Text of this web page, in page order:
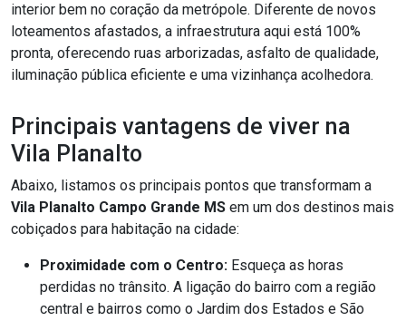
interior bem no coração da metrópole. Diferente de novos
loteamentos afastados, a infraestrutura aqui está 100%
pronta, oferecendo ruas arborizadas, asfalto de qualidade,
iluminação pública eficiente e uma vizinhança acolhedora.
Principais vantagens de viver na
Vila Planalto
Abaixo, listamos os principais pontos que transformam a
Vila Planalto Campo Grande MS em um dos destinos mais
cobiçados para habitação na cidade:
Proximidade com o Centro: Esqueça as horas
perdidas no trânsito. A ligação do bairro com a região
central e bairros como o Jardim dos Estados e São